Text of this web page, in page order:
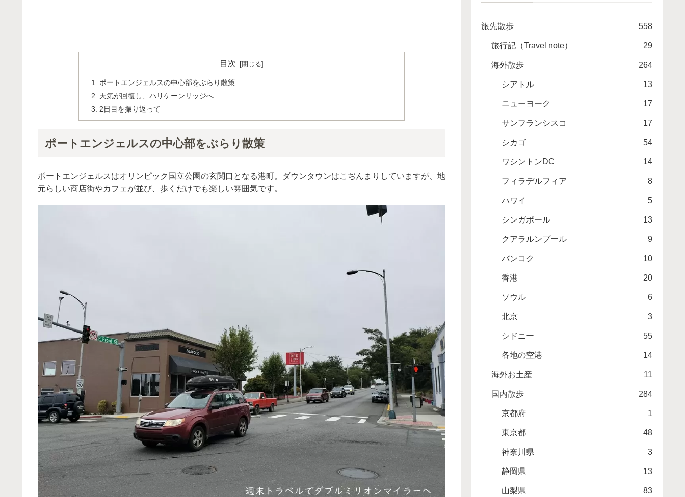
目次
ポートエンジェルスの中心部をぶらり散策
天気が回復し、ハリケーンリッジへ
2日目を振り返って
ポートエンジェルスの中心部をぶらり散策
ポートエンジェルスはオリンピック国立公園の玄関口となる港町。ダウンタウンはこぢんまりしていますが、地
元らしい商店街やカフェが並び、歩くだけでも楽しい雰囲気です。
旅先散歩 558
旅行記（Travel note） 29
海外散歩 264
シアトル 13
ニューヨーク 17
サンフランシスコ 17
シカゴ 54
ワシントンDC 14
フィラデルフィア 8
ハワイ 5
シンガポール 13
クアラルンプール 9
バンコク 10
香港 20
ソウル 6
北京 3
シドニー 55
各地の空港 14
海外お土産 11
国内散歩 284
京都府 1
東京都 48
神奈川県 3
静岡県 13
山梨県 83